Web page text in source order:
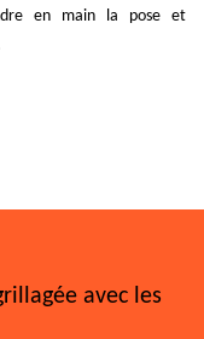
en main la pose et
avec les